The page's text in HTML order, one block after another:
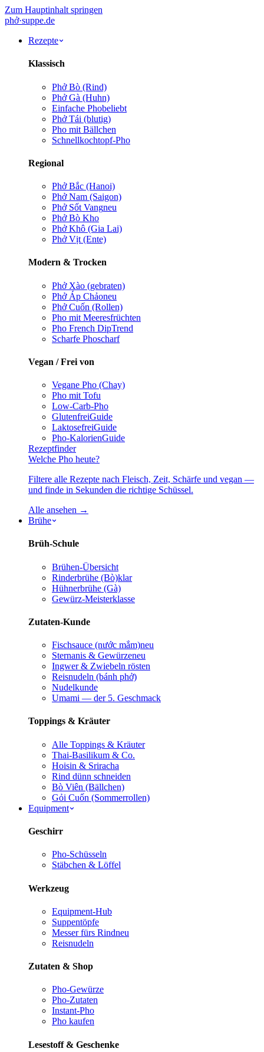
Zum Hauptinhalt springen
phở·suppe.de
Rezepte
Klassisch
Phở Bò (Rind)
Phở Gà (Huhn)
Einfache Phobeliebt
Phở Tái (blutig)
Pho mit Bällchen
Schnellkochtopf-Pho
Regional
Phở Bắc (Hanoi)
Phở Nam (Saigon)
Phở Sốt Vangneu
Phở Bò Kho
Phở Khô (Gia Lai)
Phở Vịt (Ente)
Modern & Trocken
Phở Xào (gebraten)
Phở Áp Chảoneu
Phở Cuốn (Rollen)
Pho mit Meeresfrüchten
Pho French DipTrend
Scharfe Phoscharf
Vegan / Frei von
Vegane Pho (Chay)
Pho mit Tofu
Low-Carb-Pho
GlutenfreiGuide
LaktosefreiGuide
Pho-KalorienGuide
Rezeptfinder
Welche Pho heute?
Filtere alle Rezepte nach Fleisch, Zeit, Schärfe und vegan —
und finde in Sekunden die richtige Schüssel.
Alle ansehen →
Brühe
Brüh-Schule
Brühen-Übersicht
Rinderbrühe (Bò)klar
Hühnerbrühe (Gà)
Gewürz-Meisterklasse
Zutaten-Kunde
Fischsauce (nước mắm)neu
Sternanis & Gewürzeneu
Ingwer & Zwiebeln rösten
Reisnudeln (bánh phở)
Nudelkunde
Umami — der 5. Geschmack
Toppings & Kräuter
Alle Toppings & Kräuter
Thai-Basilikum & Co.
Hoisin & Sriracha
Rind dünn schneiden
Bò Viên (Bällchen)
Gỏi Cuốn (Sommerrollen)
Equipment
Geschirr
Pho-Schüsseln
Stäbchen & Löffel
Werkzeug
Equipment-Hub
Suppentöpfe
Messer fürs Rindneu
Reisnudeln
Zutaten & Shop
Pho-Gewürze
Pho-Zutaten
Instant-Pho
Pho kaufen
Lesestoff & Geschenke